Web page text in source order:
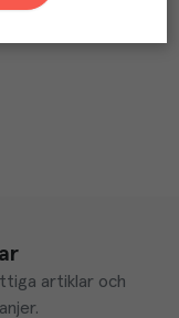
artiklar och